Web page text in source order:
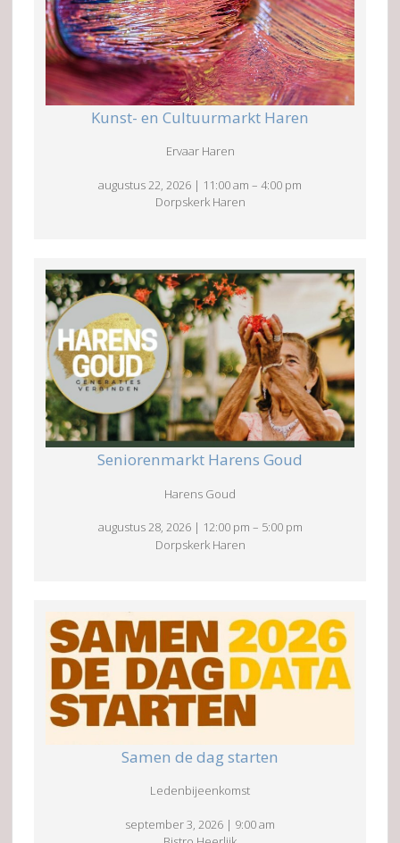
Kunst- en Cultuurmarkt Haren
Ervaar Haren
augustus 22, 2026 | 11:00 am – 4:00 pm
Dorpskerk Haren
Seniorenmarkt Harens Goud
Harens Goud
augustus 28, 2026 | 12:00 pm – 5:00 pm
Dorpskerk Haren
Samen de dag starten
Ledenbijeenkomst
september 3, 2026 | 9:00 am